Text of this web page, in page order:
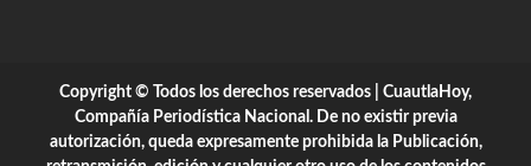
Copyright © Todos los derechos reservados | CuautlaHoy,
Compañía Periodística Nacional. De no existir previa
autorización, queda expresamente prohibida la Publicación,